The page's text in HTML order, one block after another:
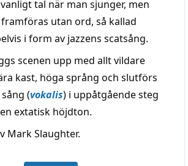
tal när man sjunger, men
utan ord, så kallad
i form av jazzens scatsång.
scenen upp med allt vildare
kast, höga språng och slutförs
(vokalis) i uppåtgående steg
extatisk höjdton.
Mark Slaughter.